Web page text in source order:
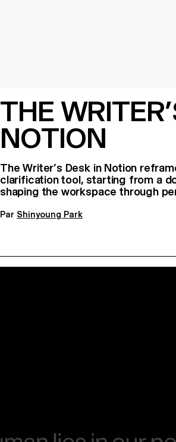
THE
NOTION
The Writer’s Desk in Notion
clarification tool, starting from a
shaping the workspace through
Par Shinyoung Park